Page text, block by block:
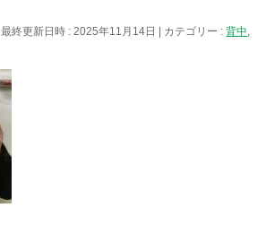
最終更新日時 : 2025年11月14日 カテゴリー :背中,